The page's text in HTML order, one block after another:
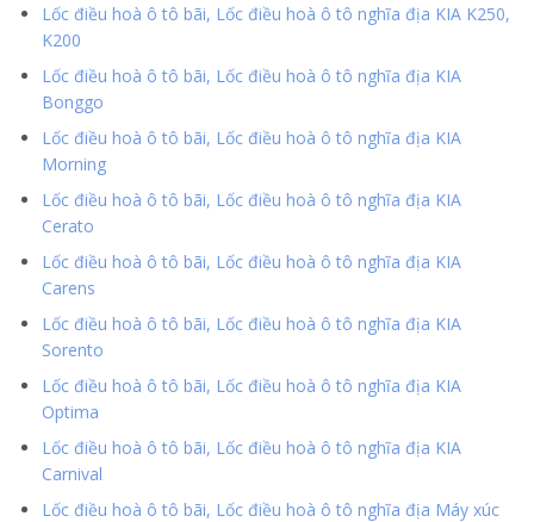
Lốc điều hoà ô tô bãi, Lốc điều hoà ô tô nghĩa địa KIA K250,
K200
Lốc điều hoà ô tô bãi, Lốc điều hoà ô tô nghĩa địa KIA
Bonggo
Lốc điều hoà ô tô bãi, Lốc điều hoà ô tô nghĩa địa KIA
Morning
Lốc điều hoà ô tô bãi, Lốc điều hoà ô tô nghĩa địa KIA
Cerato
Lốc điều hoà ô tô bãi, Lốc điều hoà ô tô nghĩa địa KIA
Carens
Lốc điều hoà ô tô bãi, Lốc điều hoà ô tô nghĩa địa KIA
Sorento
Lốc điều hoà ô tô bãi, Lốc điều hoà ô tô nghĩa địa KIA
Optima
Lốc điều hoà ô tô bãi, Lốc điều hoà ô tô nghĩa địa KIA
Carnival
Lốc điều hoà ô tô bãi, Lốc điều hoà ô tô nghĩa địa Máy xúc